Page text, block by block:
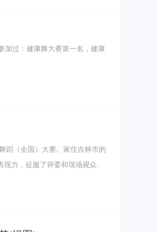
加过：健康舞大赛第一名，健康
蹈（全国）大赛。家住吉林市的
现力，征服了评委和现场观众..